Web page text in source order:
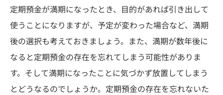
定期預金が満期になったとき、目的があれば引き出して
使うことになりますが、予定が変わった場合など、満期
後の選択も考えておきましょう。また、満期が数年後に
なると定期預金の存在を忘れてしまう可能性がありま
す。そして満期になったことに気づかず放置してしまう
とどうなるのでしょうか。定期預金の存在を忘れないた